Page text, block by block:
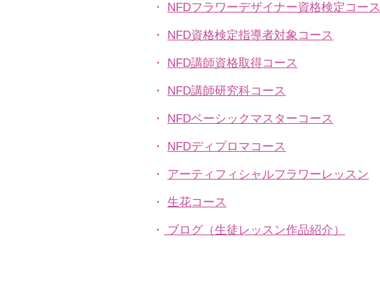
・ NFDフラワーデザイナー資格検定コース
・ NFD資格検定指導者対象コース
・ NFD講師資格取得コース
・ NFD講師研究科コース
・ NFDベーシックマスターコース
・ NFDディプロマコース
・ アーティフィシャルフラワーレッスン
​・ 生花コース
​・ ブログ（生徒レッスン作品紹介）